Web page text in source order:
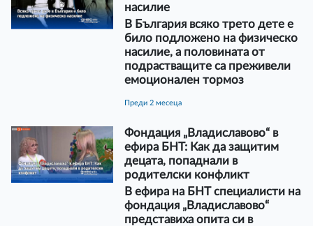
насилие
В България всяко трето дете е
било подложено на физическо
насилие, а половината от
подрастващите са преживели
емоционален тормоз
преди 2 месеца
Фондация „Владиславово“ в
ефира БНТ: Как да защитим
децата, попаднали в
родителски конфликт
В ефира на БНТ специалисти на
фондация „Владиславово“
представиха опита си в